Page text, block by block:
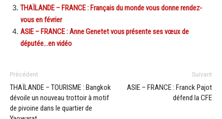
THAÏLANDE – FRANCE : Français du monde vous donne rendez-
vous en février
ASIE – FRANCE : Anne Genetet vous présente ses vœux de
députée…en vidéo
Précédent
THAÏLANDE – TOURISME : Bangkok
dévoile un nouveau trottoir à motif
de pivoine dans le quartier de
Suivant
ASIE – FRANCE : Franck Pajot
défend la CFE